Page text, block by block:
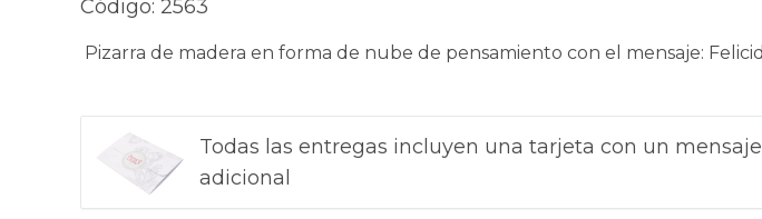
Código: 2563
Pizarra de madera en forma de nube de pensamiento con el mensaje:
Todas las entregas incluyen una tarjeta con un
adicional